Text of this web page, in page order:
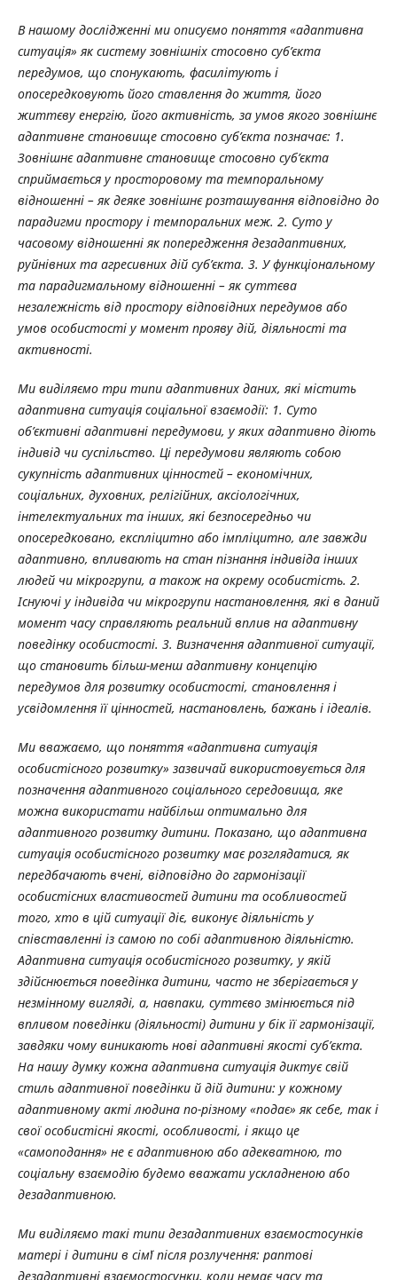
В нашому дослідженні ми описуємо поняття «адаптивна
ситуація» як систему зовнішніх стосовно суб’єкта
передумов, що спонукають, фасилітують і
опосередковують його ставлення до життя, його
життєву енергію, його активність, за умов якого зовнішнє
адаптивне становище стосовно суб’єкта позначає: 1.
Зовнішнє адаптивне становище стосовно суб’єкта
сприймається у просторовому та темпоральному
відношенні – як деяке зовнішнє розташування відповідно до
парадигми простору і темпоральних меж. 2. Суто у
часовому відношенні як попередження дезадаптивних,
руйнівних та агресивних дій суб’єкта. 3. У функціональному
та парадигмальному відношенні – як суттєва
незалежність від простору відповідних передумов або
умов особистості у момент прояву дій, діяльності та
активності.
Ми виділяємо три типи адаптивних даних, які містить
адаптивна ситуація соціальної взаємодії: 1. Суто
об’єктивні адаптивні передумови, у яких адаптивно діють
індивід чи суспільство. Ці передумови являють собою
сукупність адаптивних цінностей – економічних,
соціальних, духовних, релігійних, аксіологічних,
інтелектуальних та інших, які безпосередньо чи
опосередковано, експліцитно або імпліцитно, але завжди
адаптивно, впливають на стан пізнання індивіда інших
людей чи мікрогрупи, а також на окрему особистість. 2.
Існуючі у індивіда чи мікрогрупи настановлення, які в даний
момент часу справляють реальний вплив на адаптивну
поведінку особистості. 3. Визначення адаптивної ситуації,
що становить більш-менш адаптивну концепцію
передумов для розвитку особистості, становлення і
усвідомлення її цінностей, настановлень, бажань і ідеалів.
Ми вважаємо, що поняття «адаптивна ситуація
особистісного розвитку» зазвичай використовується для
позначення адаптивного соціального середовища, яке
можна використати найбільш оптимально для
адаптивного розвитку дитини. Показано, що адаптивна
ситуація особистісного розвитку має розглядатися, як
передбачають вчені, відповідно до гармонізації
особистісних властивостей дитини та особливостей
того, хто в цій ситуації діє, виконує діяльність у
співставленні із самою по собі адаптивною діяльністю.
Адаптивна ситуація особистісного розвитку, у якій
здійснюється поведінка дитини, часто не зберігається у
незмінному вигляді, а, навпаки, суттєво змінюється під
впливом поведінки (діяльності) дитини у бік її гармонізації,
завдяки чому виникають нові адаптивні якості суб’єкта.
На нашу думку кожна адаптивна ситуація диктує свій
стиль адаптивної поведінки й дій дитини: у кожному
адаптивному акті людина по-різному «подає» як себе, так і
свої особистісні якості, особливості, і якщо це
«самоподання» не є адаптивною або адекватною, то
соціальну взаємодію будемо вважати ускладненою або
дезадаптивною.
Ми виділяємо такі типи дезадаптивних взаємостосунків
матері і дитини в сімʼї після розлучення: раптові
дезадаптивні взаємостосунки, коли немає часу та